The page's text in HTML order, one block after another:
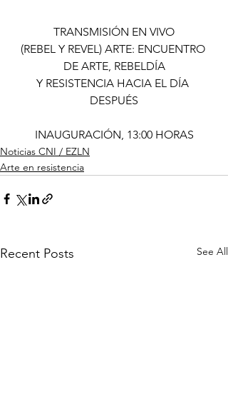
TRANSMISIÓN EN VIVO
(REBEL Y REVEL) ARTE: ENCUENTRO
DE ARTE, REBELDÍA
Y RESISTENCIA HACIA EL DÍA
DESPUÉS
INAUGURACIÓN, 13:00 HORAS
Noticias CNI / EZLN
Arte en resistencia
Recent Posts See All